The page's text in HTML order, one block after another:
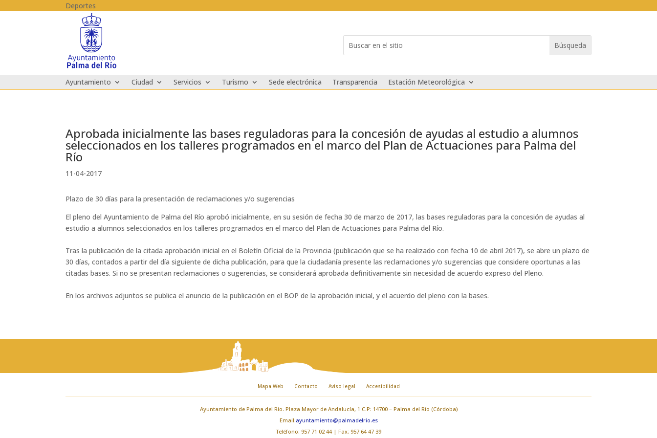
Deportes
for...
Ayuntamiento Ciudad Servicios Turismo Sede electrónica Transparencia Estación Meteorológica
Aprobada inicialmente las bases reguladoras para la concesión de ayudas al estudio a alumnos
seleccionados en los talleres programados en el marco del Plan de Actuaciones para Palma del
Río
11-04-2017
Plazo de 30 días para la presentación de reclamaciones y/o sugerencias
El pleno del Ayuntamiento de Palma del Río aprobó inicialmente, en su sesión de fecha 30 de marzo de 2017, las bases reguladoras para la concesión de ayudas al
estudio a alumnos seleccionados en los talleres programados en el marco del Plan de Actuaciones para Palma del Río.
Tras la publicación de la citada aprobación inicial en el Boletín Oficial de la Provincia (publicación que se ha realizado con fecha 10 de abril 2017), se abre un plazo de
30 días, contados a partir del día siguiente de dicha publicación, para que la ciudadanía presente las reclamaciones y/o sugerencias que considere oportunas a las
citadas bases. Si no se presentan reclamaciones o sugerencias, se considerará aprobada definitivamente sin necesidad de acuerdo expreso del Pleno.
En los archivos adjuntos se publica el anuncio de la publicación en el BOP de la aprobación inicial, y el acuerdo del pleno con la bases.
Mapa Web Contacto Aviso legal Accesibilidad
Ayuntamiento de Palma del Río. Plaza Mayor de Andalucía, 1 C.P: 14700 – Palma del Río (Córdoba)
Email:ayuntamiento@palmadelrio.es
Teléfono: 957 71 02 44 | Fax: 957 64 47 39